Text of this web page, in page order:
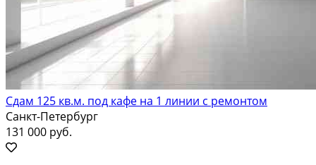
Сдам 125 кв.м. под кафе на 1 линии с ремонтом
Санкт-Петербург
131 000 руб.